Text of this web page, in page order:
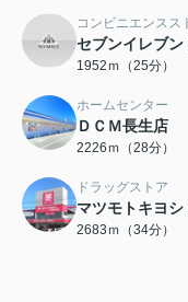
コンビニエンスス
セブンイレブ
1952ｍ（25分）
ホームセンター
ＤＣＭ長生店
2226ｍ（28分）
ドラッグストア
マツモトキヨ
2683ｍ（34分）